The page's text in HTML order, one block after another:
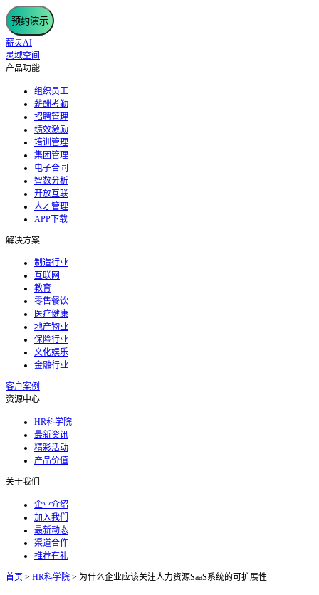
预约演示
薪灵AI
灵域空间
产品功能
组织员工
薪酬考勤
招聘管理
绩效激励
培训管理
集团管理
电子合同
智数分析
开放互联
人才管理
APP下载
解决方案
制造行业
互联网
教育
零售餐饮
医疗健康
地产物业
保险行业
文化娱乐
金融行业
客户案例
资源中心
HR科学院
最新资讯
精彩活动
产品价值
关于我们
企业介绍
加入我们
最新动态
渠道合作
推荐有礼
首页 > HR科学院 > 为什么企业应该关注人力资源SaaS系统的可扩展性